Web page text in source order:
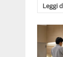
Leggi